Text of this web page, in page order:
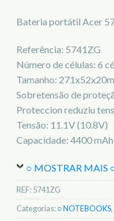
Bateria portátil Acer
Referência: 5741ZG
Número de células: 6
Tamanho:
Sobretensão de
Proteccion reduziu
Tensão: 11.1V (10.8V)
Capacidade: 4400 mAh
○ MOSTRAR MAIS
REF:5741ZG
Categorias:○ NOTEBOOKS,